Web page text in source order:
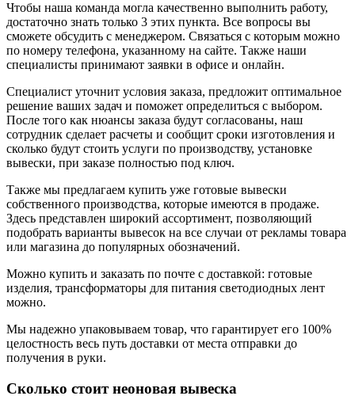
Чтобы наша команда могла качественно выполнить работу,
достаточно знать только 3 этих пункта. Все вопросы вы
сможете обсудить с менеджером. Связаться с которым можно
по номеру телефона, указанному на сайте. Также наши
специалисты принимают заявки в офисе и онлайн.
Специалист уточнит условия заказа, предложит оптимальное
решение ваших задач и поможет определиться с выбором.
После того как нюансы заказа будут согласованы, наш
сотрудник сделает расчеты и сообщит сроки изготовления и
сколько будут стоить услуги по производству, установке
вывески, при заказе полностью под ключ.
Также мы предлагаем купить уже готовые вывески
собственного производства, которые имеются в продаже.
Здесь представлен широкий ассортимент, позволяющий
подобрать варианты вывесок на все случаи от рекламы товара
или магазина до популярных обозначений.
Можно купить и заказать по почте с доставкой: готовые
изделия, трансформаторы для питания светодиодных лент
можно.
Мы надежно упаковываем товар, что гарантирует его 100%
целостность весь путь доставки от места отправки до
получения в руки.
Сколько стоит неоновая вывеска